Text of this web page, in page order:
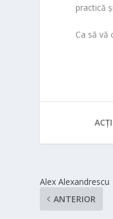
practică
Ca să vă
Alex Alexandrescu
ANTERIOR